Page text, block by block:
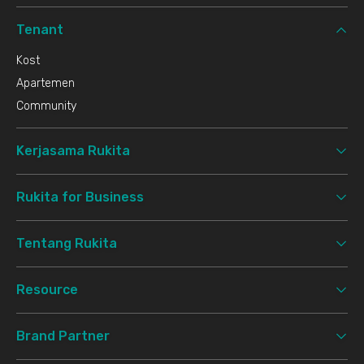
Tenant
Kost
Apartemen
Community
Kerjasama Rukita
Rukita for Business
Tentang Rukita
Resource
Brand Partner